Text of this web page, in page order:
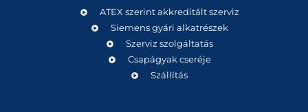
ATEX szerint akkreditált szerviz
Siemens gyári alkatrészek
Szerviz szolgáltatás
Csapágyak cseréje
Szállítás